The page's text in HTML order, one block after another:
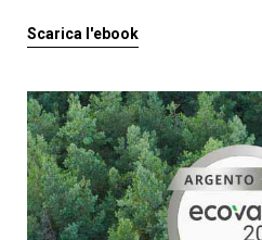
Scarica l'ebook